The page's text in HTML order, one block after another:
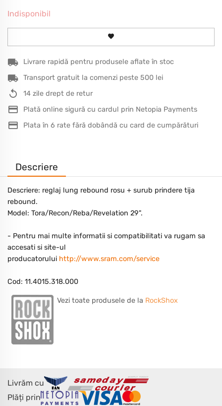
Indisponibil
Livrare rapidă pentru produsele aflate în stoc
Transport gratuit la comenzi peste 500 lei
14 zile drept de retur
Plată online sigură cu cardul prin Netopia Payments
Plata în 6 rate fără dobândă cu card de cumpărături
Descriere
Descriere: reglaj lung rebound rosu + surub prindere tija
rebound.
Model: Tora/Recon/Reba/Revelation 29".
- Pentru mai multe informatii si compatibilitati va rugam sa
accesati si site-ul
producatorului http://www.sram.com/service
Cod: 11.4015.318.000
Vezi toate produsele de la RockShox
Livrăm cu
Plăți prin